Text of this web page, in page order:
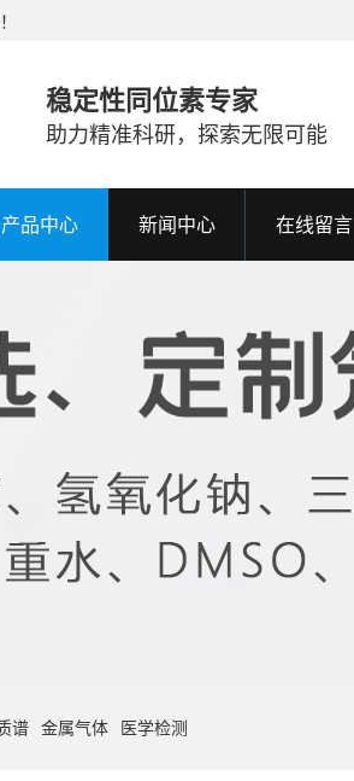
稳定性同位素专家
助力精准科研，探索无限可能
产品中心 新闻中心 在线留言
谱 金属气体 医学检测